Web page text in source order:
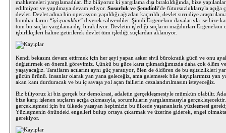
mahkemeleri yargılamadılar. Biz biliyoruz ki yargılama dışı bırakıldığında, bize
edilmiyor ve yapılmaya devam ediyor. Susurluk ve Şemdinli’de fütursuzluklarıyla açığa
devlet. Devlet adına bin operasyon yapıldığı ağızdan kaçırıldı, devlet sırrı diye
bombacılarını “iyi çocuklar” diyerek salıverdiler. Şimdi Ergenekon davalarıyla ise bize
tüm bu suçlar yargılama dışı bırakılıyor. Devletin işlediği suçların mağdurları Ergenekon
işbirlikçileri haline getirilerek devlet tüm işlediği suçlardan aklanıyor.
Kendi bekasını devam ettirmek için her şeyi yapan asker sivil bürokratik gücü ve onu
değiştirmek en önemli görevimiz. Çünkü bu güce karşı çıkmadığımızda daha çok ölüm
yaşayacağız. Tarafların acılarını aynı güç yaratıyor, ölen de öldüren de bu eşitsizlikleri
gücün ürünü. İnsanlar olarak yan yana geleceğiz, ama gelemesek bile kayıplarımızı yan
akan kanı durduracak ve bu iç savaşa yol açan faillerin cezalandırılmasını isteyeceğiz.
Biz biliyoruz ki biz gerçek bir demokrasi, adaletin gerçekleşmesiyle mümkün olabilir.
bize karşı işlenen suçların açığa çıkmasıyla, sorumluların yargılanmasıyla
gerçekleşmesi için bu ülkede yaşayan hepimizin bu ülkede yaşananlarla yüzleşmesi
Yüzleşmenin önündeki engelleri bulup ortaya çıkarmak ve üzerine giderek, engel
gerekiyor.